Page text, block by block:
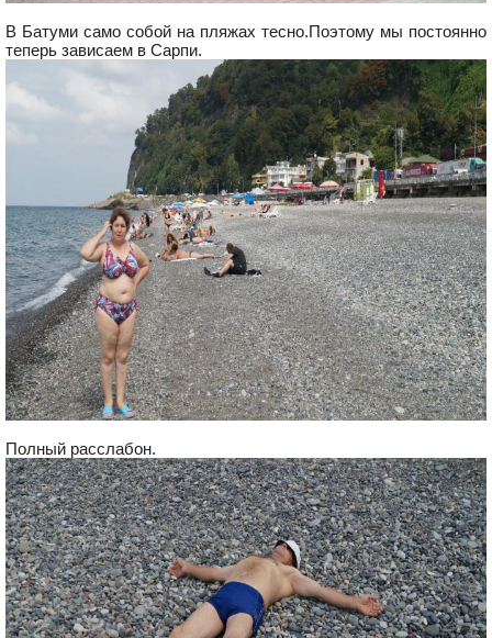
В Батуми само собой на пляжах тесно.Поэтому мы постоянно
теперь зависаем в Сарпи.
Полный расслабон.